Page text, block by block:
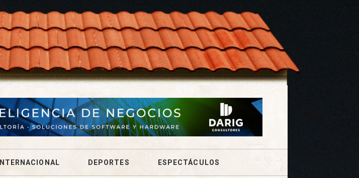
INTERNACIONAL DEPORTES ESPECTÁCULOS